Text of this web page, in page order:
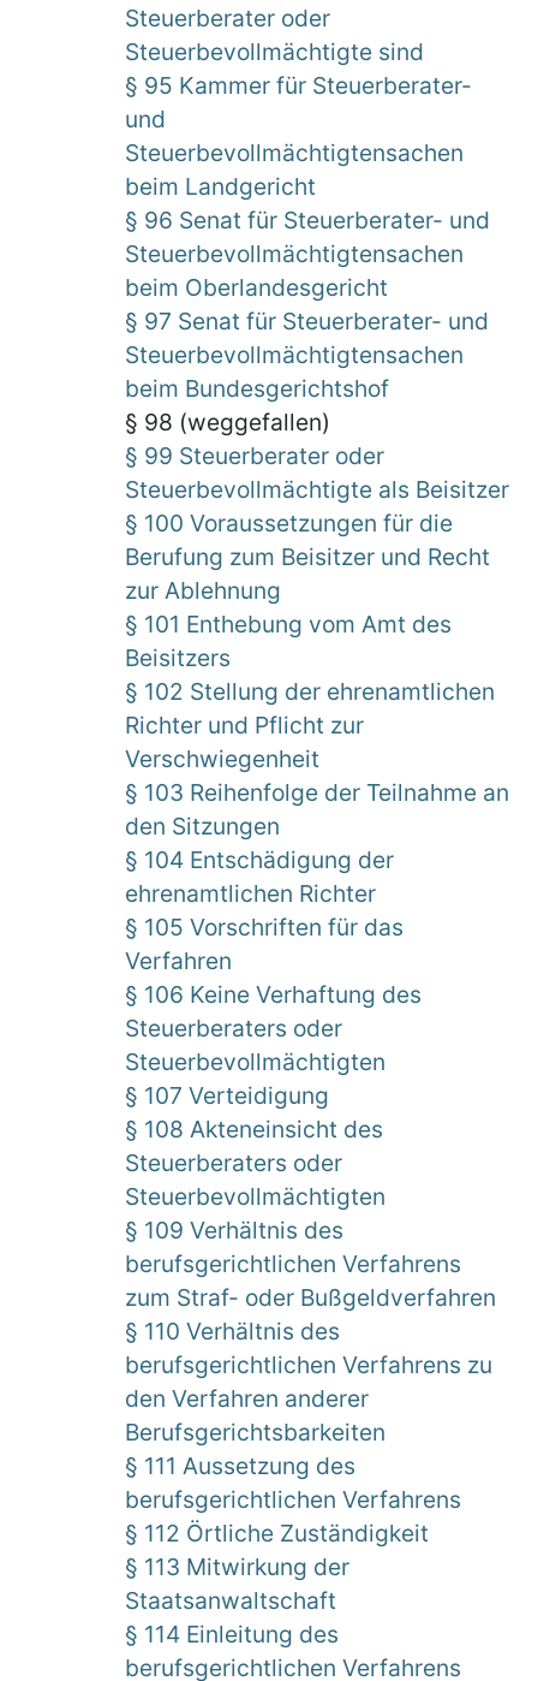
Steuerberater oder
Steuerbevollmächtigte sind
§ 95 Kammer für Steuerberater-
und
Steuerbevollmächtigtensachen
beim Landgericht
§ 96 Senat für Steuerberater- und
Steuerbevollmächtigtensachen
beim Oberlandesgericht
§ 97 Senat für Steuerberater- und
Steuerbevollmächtigtensachen
beim Bundesgerichtshof
§ 98 (weggefallen)
§ 99 Steuerberater oder
Steuerbevollmächtigte als Beisitzer
§ 100 Voraussetzungen für die
Berufung zum Beisitzer und Recht
zur Ablehnung
§ 101 Enthebung vom Amt des
Beisitzers
§ 102 Stellung der ehrenamtlichen
Richter und Pflicht zur
Verschwiegenheit
§ 103 Reihenfolge der Teilnahme an
den Sitzungen
§ 104 Entschädigung der
ehrenamtlichen Richter
§ 105 Vorschriften für das
Verfahren
§ 106 Keine Verhaftung des
Steuerberaters oder
Steuerbevollmächtigten
§ 107 Verteidigung
§ 108 Akteneinsicht des
Steuerberaters oder
Steuerbevollmächtigten
§ 109 Verhältnis des
berufsgerichtlichen Verfahrens
zum Straf- oder Bußgeldverfahren
§ 110 Verhältnis des
berufsgerichtlichen Verfahrens zu
den Verfahren anderer
Berufsgerichtsbarkeiten
§ 111 Aussetzung des
berufsgerichtlichen Verfahrens
§ 112 Örtliche Zuständigkeit
§ 113 Mitwirkung der
Staatsanwaltschaft
§ 114 Einleitung des
berufsgerichtlichen Verfahrens